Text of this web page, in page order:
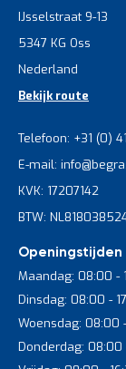
IJsselstraat 9-13
5347 KG Oss
Nederland
Bekijk route
Telefoon: +31 (0)
E-mail:
KVK: 17207142
BTW:
Openingstijden
Maandag: 08:00 -
Dinsdag: 08:00 -
Woensdag: 08:00
Donderdag: 08:00